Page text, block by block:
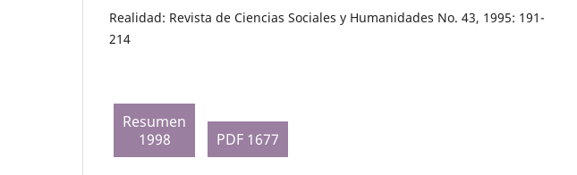
Realidad: Revista de Ciencias Sociales y Humanidades No. 43, 1995: 191-
214
Resumen
1998
PDF 1677